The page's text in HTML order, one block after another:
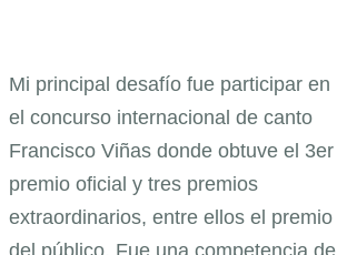
Mi principal desafío fue participar en
el concurso internacional de canto
Francisco Viñas donde obtuve el 3er
premio oficial y tres premios
extraordinarios, entre ellos el premio
del público. Fue una competencia de